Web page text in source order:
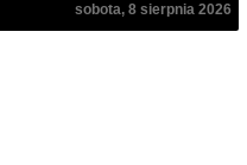
sobota, 8 sierpnia 2026